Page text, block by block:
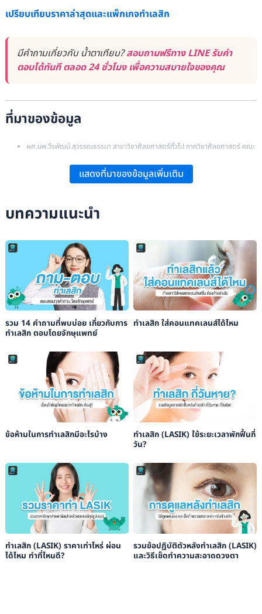
เปรียบเทียบราคาล่าสุดและแพ็กเกจทำเลสิก
มีคำถามเกี่ยวกับ น้ำตาเทียม?สอบถามฟรีทาง LINE รับคำ
ตอบได้ทันที ตลอด 24 ชั่วโมง เพื่อความสบายใจของคุณ
ที่มาของข้อมูล
ผศ.นพ.วีรพัฒน์ สุวรรณธรรมา สาขาวิชาศัลยศาสตร์ทั่วไป ภาควิชาศัลยศาสตร์ คณะ
Harvard Health Publishing:“LASIK: What Is It?”.
“Artificial Tears in LASIK Patients”
WebMD: “Artificial Tears Solution”
แสดงที่มาของข้อมูลเพิ่มเติม
บทความแนะนำ
รวม 14 คำถามที่พบบ่อย เกี่ยวกับการ
ทำเลสิก ตอบโดยจักษุแพทย์
ทำเลสิก ใส่คอนแทคเลนส์ได้ไหม
ข้อห้ามในการทำเลสิกมีอะไรบ้าง
ทำเลสิก (LASIK) ใช้ระยะเวลาพักฟื้นกี่
วัน?
ทำเลสิก (LASIK) ราคาเท่าไหร่ ผ่อน
ได้ไหม ทำที่ไหนดี?
รวมข้อปฏิบัติตัวหลังทำเลสิก (LASIK)
และวิธีเช็ดทำความสะอาดดวงตา